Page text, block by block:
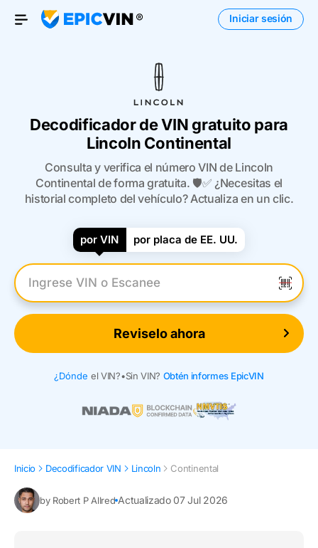
Open Menu
Iniciar sesión
Decodificador de VIN gratuito para
Lincoln Continental
Consulta y verifica el número VIN de Lincoln
Continental de forma gratuita. 🛡️✅ ¿Necesitas el
historial completo del vehículo? Actualiza en un clic.
por VIN por placa de EE. UU.
Introduzca el VIN
Reviselo ahora
¿Dónde el VIN?•Sin VIN? Obtén informes EpicVIN
Inicio Decodificador VIN Lincoln Continental
by Robert P Allred Actualizado 07 Jul 2026